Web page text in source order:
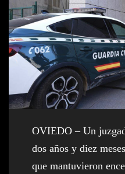
OVIEDO – Un
dos años y diez
que mantuvieron